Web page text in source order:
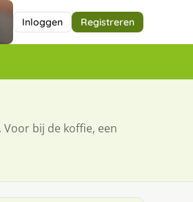
Inloggen Registreren
. Voor bij de koffie, een